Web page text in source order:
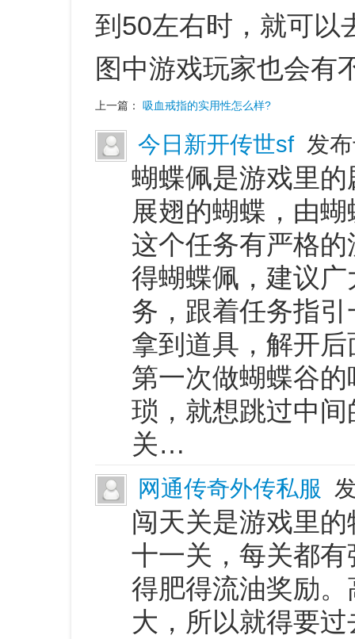
到50左右时，就可以
图中游戏玩家也会有
上一篇： 吸血戒指的实用性怎么样?
今日新开传世sf 发
蝴蝶佩是游戏里
展翅的蝴蝶，由
这个任务有严格
得蝴蝶佩，建议
务，跟着任务指
拿到道具，解开
第一次做蝴蝶谷
琐，就想跳过中
关…
网通传奇外传私服
闯天关是游戏里
十一关，每关都
得肥得流油奖励
大，所以就得要